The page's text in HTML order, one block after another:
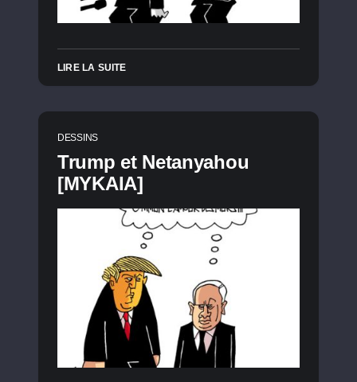
LIRE LA SUITE
DESSINS
Trump et Netanyahou
[MYKAIA]